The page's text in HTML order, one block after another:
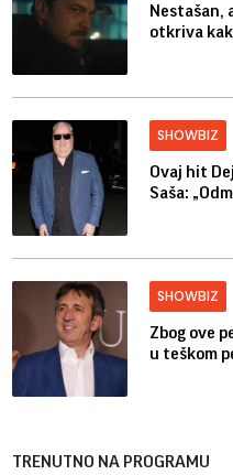
Nestašan,
otkriva
SHOWBIZ
Ovaj hit
Saša:
SHOWBIZ
Zbog ove
u teškom
TRENUTNO NA PROGRAMU